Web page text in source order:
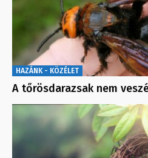
HAZÁNK - KÖZÉLET
A tőrösdarazsak nem